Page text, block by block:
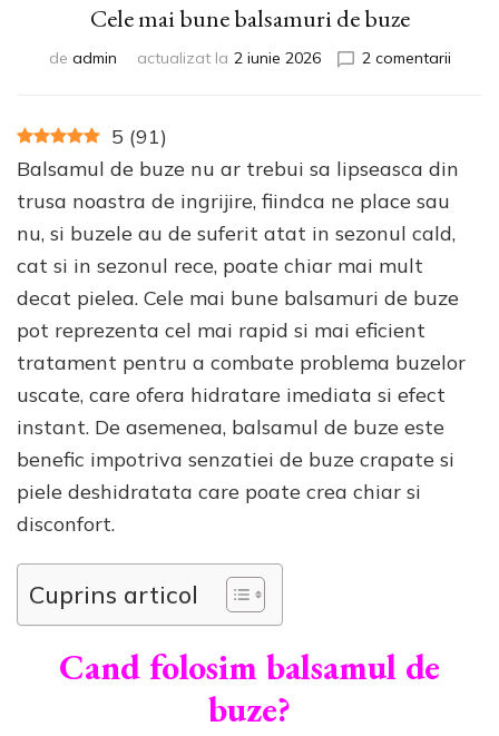
Cele mai bune balsamuri de buze
de admin actualizat la 2 iunie 2026 2 comentariila
de
5 (91)
Balsamul de buze nu ar trebui sa lipseasca din
trusa noastra de ingrijire, fiindca ne place sau
nu, si buzele au de suferit atat in sezonul cald,
cat si in sezonul rece, poate chiar mai mult
decat pielea. Cele mai bune balsamuri de buze
pot reprezenta cel mai rapid si mai eficient
tratament pentru a combate problema buzelor
uscate, care ofera hidratare imediata si efect
instant. De asemenea, balsamul de buze este
benefic impotriva senzatiei de buze crapate si
piele deshidratata care poate crea chiar si
disconfort.
Cuprins articol
Cand folosim balsamul de
buze?